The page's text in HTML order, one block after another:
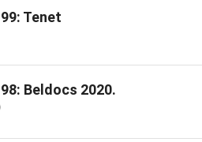
Tenet
Beldocs 2020.